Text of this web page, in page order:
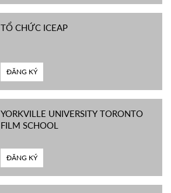
TỔ CHỨC ICEAP
ĐĂNG KÝ
YORKVILLE UNIVERSITY TORONTO
FILM SCHOOL
ĐĂNG KÝ